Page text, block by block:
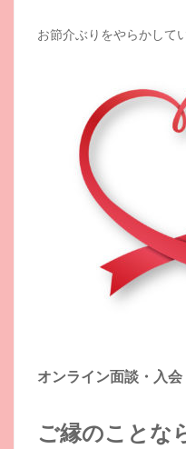
お節介ぶりをやらかして
オンライン面談・入会
ご縁のことな